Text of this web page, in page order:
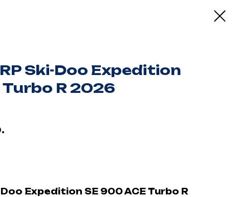
Ski-Doo Expedition
Turbo R 2026
Expedition SE 900 ACE Turbo R